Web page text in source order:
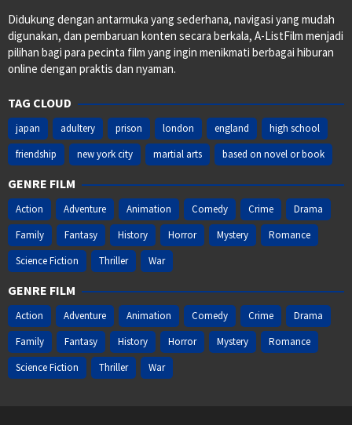
Didukung dengan antarmuka yang sederhana, navigasi yang mudah
digunakan, dan pembaruan konten secara berkala, A-ListFilm menjadi
pilihan bagi para pecinta film yang ingin menikmati berbagai hiburan
online dengan praktis dan nyaman.
TAG CLOUD
japan adultery prison london england
high school
friendship
new york city martial arts based on novel or book
GENRE FILM
Action Adventure Animation Comedy Crime
Drama
Family
Fantasy History Horror Mystery
Romance
Science Fiction
Thriller War
GENRE FILM
Action Adventure Animation Comedy Crime
Drama
Family
Fantasy History Horror Mystery
Romance
Science Fiction
Thriller War